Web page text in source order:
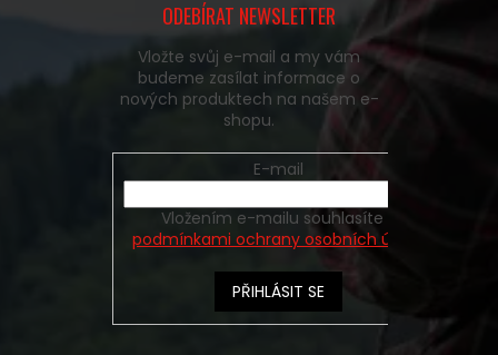
ODEBÍRAT NEWSLETTER
Vložte svůj e-mail a my vám
budeme zasílat informace o
nových produktech na našem e-
shopu.
E-mail
podmínkami ochrany osobních údajů
PŘIHLÁSIT SE